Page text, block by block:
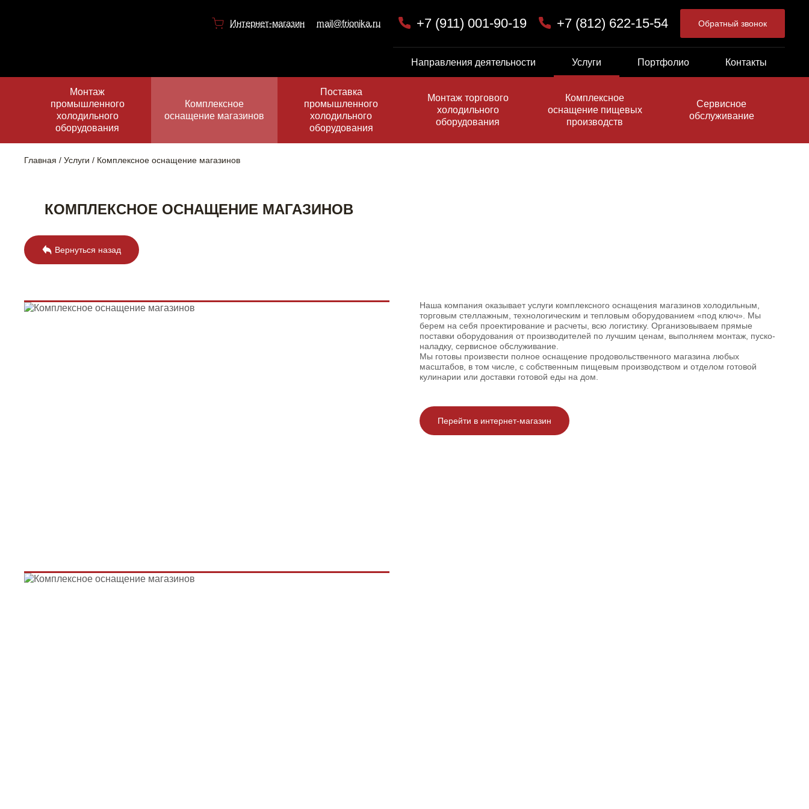
Интернет-магазин mail@frionika.ru +7 (911) 001-90-19 +7 (812) 622-15-54 Обратный звонок
Направления деятельности Услуги Портфолио Контакты
Монтаж
промышленного
холодильного
оборудования
Комплексное
оснащение магазинов
Поставка
промышленного
холодильного
оборудования
Монтаж торгового
холодильного
оборудования
Комплексное
оснащение пищевых
производств
Сервисное
обслуживание
Главная Услуги Комплексное оснащение магазинов
КОМПЛЕКСНОЕ ОСНАЩЕНИЕ МАГАЗИНОВ
Вернуться назад
Наша компания оказывает услуги комплексного оснащения магазинов холодильным,
торговым стеллажным, технологическим и тепловым оборудованием «под ключ». Мы
берем на себя проектирование и расчеты, всю логистику. Организовываем прямые
поставки оборудования от производителей по лучшим ценам, выполняем монтаж, пуско-
наладку, сервисное обслуживание.
Мы готовы произвести полное оснащение продовольственного магазина любых
масштабов, в том числе, с собственным пищевым производством и отделом готовой
кулинарии или доставки готовой еды на дом.
Перейти в интернет-магазин